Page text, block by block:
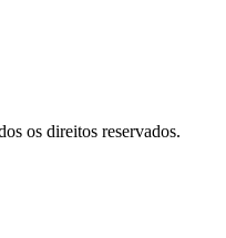
os direitos reservados.